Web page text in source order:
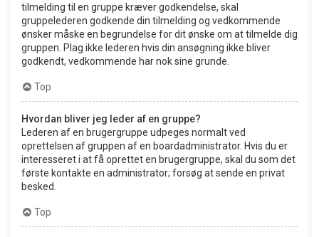
tilmelding til en gruppe kræver godkendelse, skal
gruppelederen godkende din tilmelding og vedkommende
ønsker måske en begrundelse for dit ønske om at tilmelde dig
gruppen. Plag ikke lederen hvis din ansøgning ikke bliver
godkendt, vedkommende har nok sine grunde.
Top
Hvordan bliver jeg leder af en gruppe?
Lederen af en brugergruppe udpeges normalt ved
oprettelsen af gruppen af en boardadministrator. Hvis du er
interesseret i at få oprettet en brugergruppe, skal du som det
første kontakte en administrator; forsøg at sende en privat
besked.
Top